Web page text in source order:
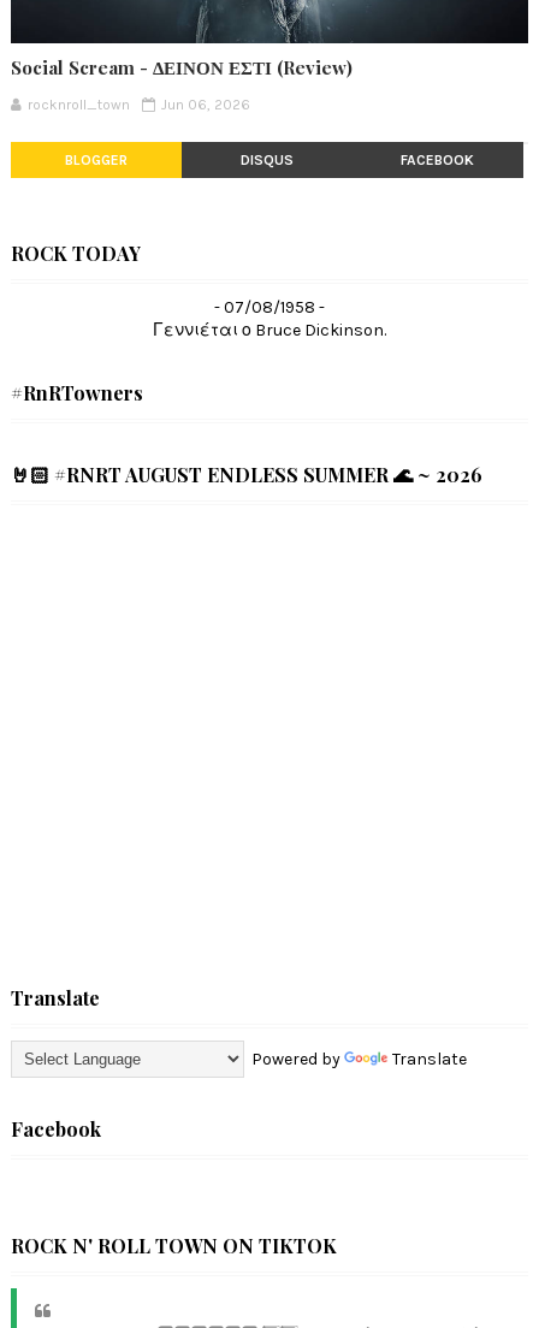
Social Scream - ΔΕΙΝΟΝ ΕΣΤΙ (Review)
rocknroll_town Jun 06, 2026
BLOGGER DISQUS FACEBOOK
ROCK TODAY
- 07/08/1958 -
Γεννιέται ο Bruce Dickinson.
#RnRTowners
🤘🏻 #RNRT AUGUST ENDLESS SUMMER 🌊 ~ 2026
Translate
Powered by Translate
Facebook
ROCK N' ROLL TOWN ON TIKTOK